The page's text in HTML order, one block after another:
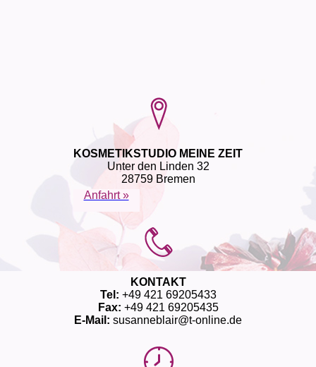
KOSMETIKSTUDIO MEINE ZEIT
Unter den Linden 32
28759 Bremen
Anfahrt »
KONTAKT
Tel: +49 421 69205433
Fax: +49 421 69205435
E-Mail: susanneblair@t-online.de